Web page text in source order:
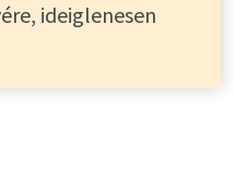
ideiglenesen